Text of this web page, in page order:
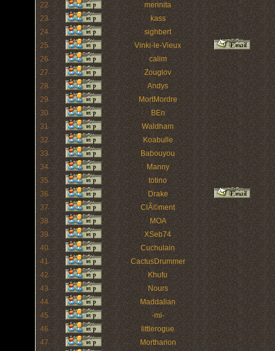
22
merinita
23
kass
24
sighbert
25
Vinki-le-Vieux
26
calim
27
Zouglov
28
Andys
29
MortMordre
30
BEn
31
Waldham
32
Koabulle
33
Babouyou
34
Manny
35
totino
36
Drake
37
ClÃ©ment
38
MOA
39
XSeb74
40
Cuchulain
41
CactusDrummer
42
Khufu
43
Nours
44
Maddalian
45
-mi-
46
littlerogue
47
Mortharion